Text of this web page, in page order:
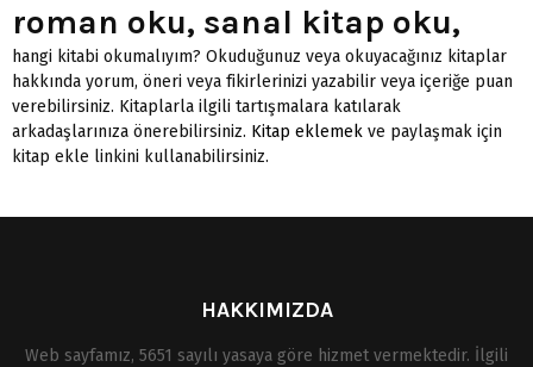
roman oku, sanal kitap oku,
hangi kitabi okumalıyım? Okuduğunuz veya okuyacağınız kitaplar
hakkında yorum, öneri veya fikirlerinizi yazabilir veya içeriğe puan
verebilirsiniz. Kitaplarla ilgili tartışmalara katılarak
arkadaşlarınıza önerebilirsiniz. Kitap eklemek ve paylaşmak için
kitap ekle linkini kullanabilirsiniz.
HAKKIMIZDA
Web sayfamız, 5651 sayılı yasaya göre hizmet vermektedir. İlgili